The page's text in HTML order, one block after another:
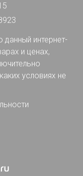
интернет-
и ценах,
условиях не